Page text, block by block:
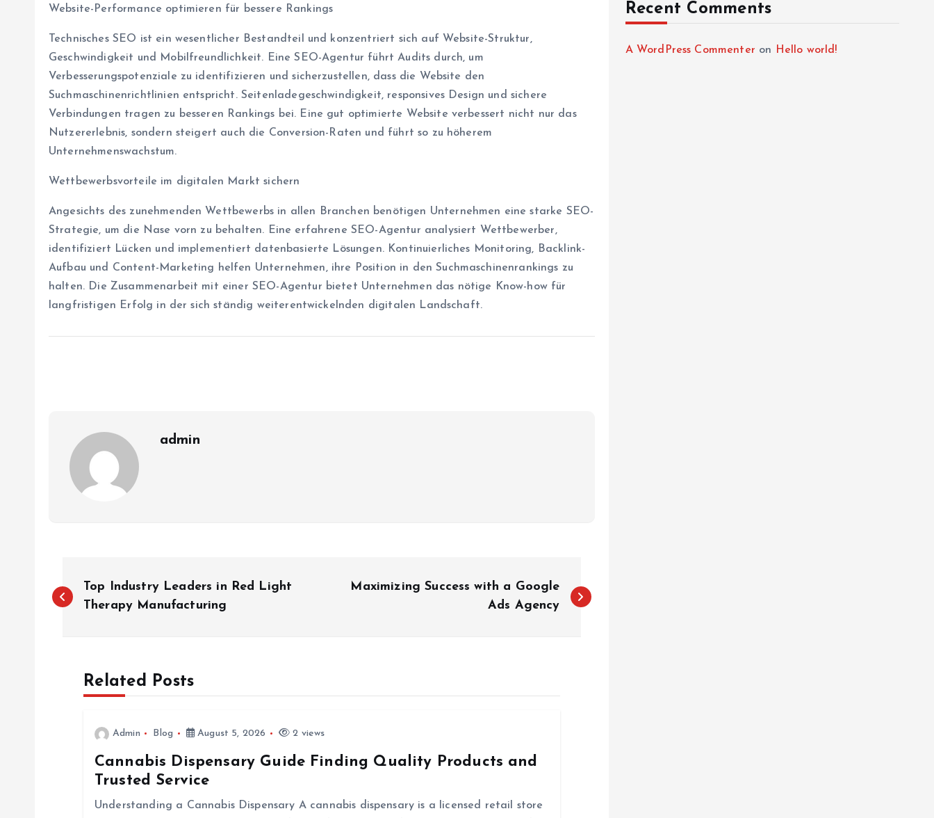
Website-Performance optimieren für bessere Rankings
Technisches SEO ist ein wesentlicher Bestandteil und konzentriert sich auf Website-Struktur,
Geschwindigkeit und Mobilfreundlichkeit. Eine SEO-Agentur führt Audits durch, um
Verbesserungspotenziale zu identifizieren und sicherzustellen, dass die Website den
Suchmaschinenrichtlinien entspricht. Seitenladegeschwindigkeit, responsives Design und sichere
Verbindungen tragen zu besseren Rankings bei. Eine gut optimierte Website verbessert nicht nur das
Nutzererlebnis, sondern steigert auch die Conversion-Raten und führt so zu höherem
Unternehmenswachstum.
Wettbewerbsvorteile im digitalen Markt sichern
Angesichts des zunehmenden Wettbewerbs in allen Branchen benötigen Unternehmen eine starke SEO-
Strategie, um die Nase vorn zu behalten. Eine erfahrene SEO-Agentur analysiert Wettbewerber,
identifiziert Lücken und implementiert datenbasierte Lösungen. Kontinuierliches Monitoring, Backlink-
Aufbau und Content-Marketing helfen Unternehmen, ihre Position in den Suchmaschinenrankings zu
halten. Die Zusammenarbeit mit einer SEO-Agentur bietet Unternehmen das nötige Know-how für
langfristigen Erfolg in der sich ständig weiterentwickelnden digitalen Landschaft.
admin
o
Top Industry Leaders in Red Light
Therapy Manufacturing
Maximizing Success with a Google
Ads Agency
Related Posts
Admin Blog August 5, 2026 2 views
Cannabis Dispensary Guide Finding Quality Products and
Trusted Service
Understanding a Cannabis Dispensary A cannabis dispensary is a licensed retail store
Recent Comments
A WordPress Commenter on Hello world!